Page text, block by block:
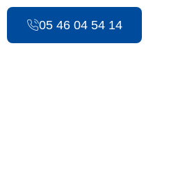
principal
05 46 04 54 14